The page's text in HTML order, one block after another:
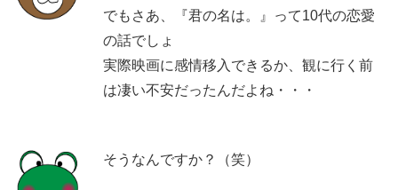
でもさあ、『君の名は。』って10代の恋愛
の話でしょ
実際映画に感情移入できるか、観に行く前
は凄い不安だったんだよね・・・
そうなんですか？（笑）